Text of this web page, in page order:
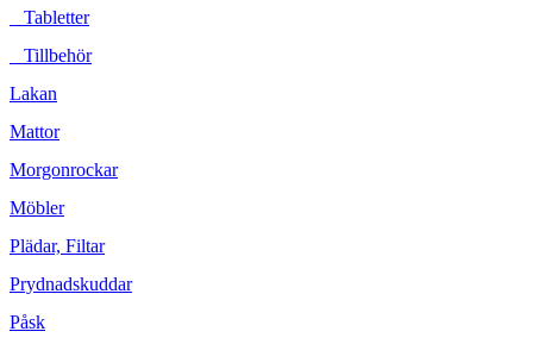
Tabletter
Tillbehör
Lakan
Mattor
Morgonrockar
Möbler
Plädar, Filtar
Prydnadskuddar
Påsk